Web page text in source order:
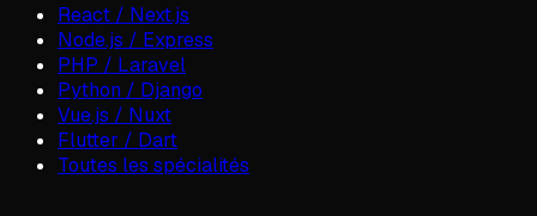
React / Next.js
Node.js / Express
PHP / Laravel
Python / Django
Vue.js / Nuxt
Flutter / Dart
Toutes les spécialités